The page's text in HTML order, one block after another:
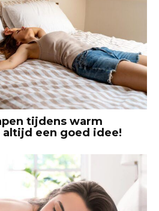
tijdens warm
een goed idee!